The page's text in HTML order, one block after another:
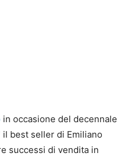
in occasione del decennale
il best seller di Emiliano
successi di vendita in